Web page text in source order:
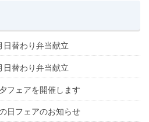
日替わり弁当献立
日替わり弁当献立
フェアを開催します
日フェアのお知らせ